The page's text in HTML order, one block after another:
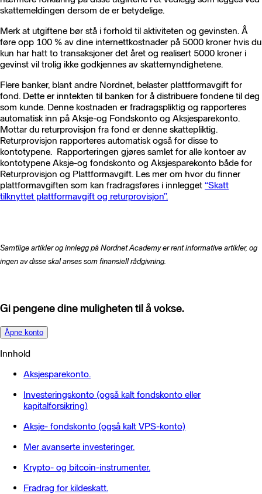
skattemeldingen dersom de er betydelige.
Merk at utgiftene bør stå i forhold til aktiviteten og gevinsten. Å
føre opp 100 % av dine internettkostnader på 5000 kroner hvis du
kun har hatt to transaksjoner det året og realisert 5000 kroner i
gevinst vil trolig ikke godkjennes av skattemyndighetene.
Flere banker, blant andre Nordnet, belaster plattformavgift for
fond. Dette er inntekten til banken for å distribuere fondene til deg
som kunde. Denne kostnaden er fradragspliktig og rapporteres
automatisk inn på Aksje-og Fondskonto og Aksjesparekonto.
Mottar du returprovisjon fra fond er denne skattepliktig.
Returprovisjon rapporteres automatisk også for disse to
kontotypene. Rapporteringen gjøres samlet for alle kontoer av
kontotypene Aksje-og fondskonto og Aksjesparekonto både for
Returprovisjon og Plattformavgift. Les mer om hvor du finner
plattformavgiften som kan fradragsføres i innlegget “Skatt
tilknyttet plattformavgift og returprovisjon”.
Samtlige artikler og innlegg på Nordnet Academy er rent informative artikler, og
ingen av disse skal anses som finansiell rådgivning.
Gi pengene dine muligheten til å vokse.
Åpne konto
Innhold
Aksjesparekonto.
Investeringskonto (også kalt fondskonto eller
kapitalforsikring)
Aksje- fondskonto (også kalt VPS-konto)
Mer avanserte investeringer.
Krypto- og bitcoin-instrumenter.
Fradrag for kildeskatt.